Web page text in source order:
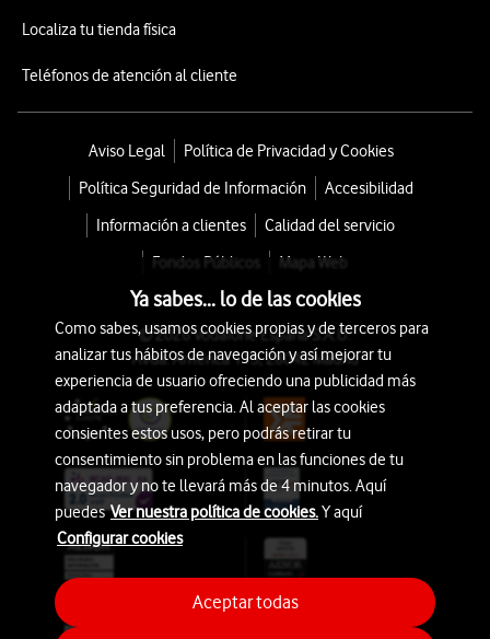
Localiza tu tienda física
Teléfonos de atención al cliente
Aviso Legal
Política de Privacidad y Cookies
Política Seguridad de Información
Accesibilidad
Información a clientes
Calidad del servicio
Fondos Públicos
Mapa Web
© 2026 Vodafone España S.A.U.
Avda. América 115, 28042 Madrid
Ya sabes... lo de las cookies
Como sabes, usamos cookies propias y de terceros para
analizar tus hábitos de navegación y así mejorar tu
experiencia de usuario ofreciendo una publicidad más
adaptada a tus preferencia. Al aceptar las cookies
consientes estos usos, pero podrás retirar tu
consentimiento sin problema en las funciones de tu
navegador y no te llevará más de 4 minutos. Aquí
puedesVer nuestra política de cookies.Y aquí
Configurar cookies
Aceptar todas